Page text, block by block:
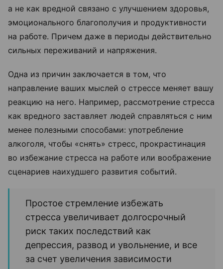
а не как вредной связано с улучшением здоровья,
эмоционального благополучия и продуктивности
на работе. Причем даже в периоды действительно
сильных переживаний и напряжения.
Одна из причин заключается в том, что
направление ваших мыслей о стрессе меняет вашу
реакцию на него. Например, рассмотрение стресса
как вредного заставляет людей справляться с ним
менее полезными способами: употребление
алкоголя, чтобы «снять» стресс, прокрастинация
во избежание стресса на работе или воображение
сценариев наихудшего развития событий.
Простое стремление избежать
стресса увеличивает долгосрочный
риск таких последствий как
депрессия, развод и увольнение, и все
за счет увеличения зависимости